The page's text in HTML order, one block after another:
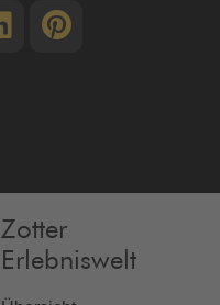
Zotter
Erlebniswelt